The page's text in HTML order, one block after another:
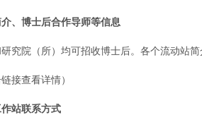
、博士后合作导师等信息
究院（所）均可招收博士后。各个流动站
接查看详情）
站联系方式